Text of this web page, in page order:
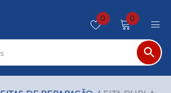
0 0